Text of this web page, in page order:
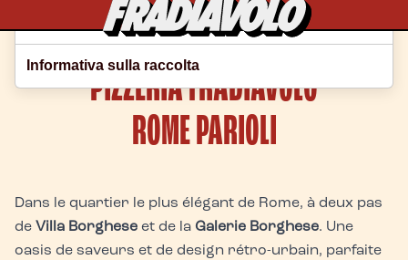
Home
Roma
Parioli
PIZZERIA FRADIAVOLO
ROME PARIOLI
Dans le quartier le plus élégant de Rome, à deux pas
de Villa Borghese et de la Galerie Borghese. Une
oasis de saveurs et de design rétro-urbain, parfaite
Le tue preferenze relative alla privacy
Informativa sulla raccolta